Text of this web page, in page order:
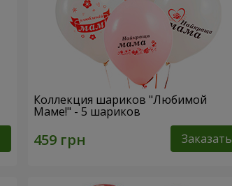
Коллекция шариков "Любимой
Маме!" - 5 шариков
Заказать